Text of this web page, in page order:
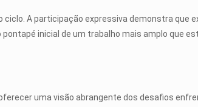
A participação expressiva demonstra que
inicial de um trabalho mais amplo que
uma visão abrangente dos desafios